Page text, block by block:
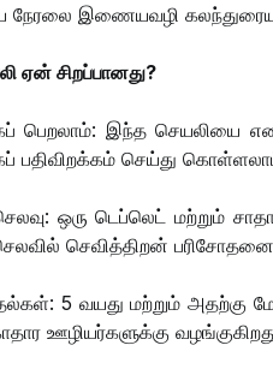
நேரலை இணையவழி
ஏன் சிறப்பானது?
பெறலாம்: இந்த செயலியை
பதிவிறக்கம் செய்து
ஒரு டெப்லெட் மற்றும்
செவித்திறன்
5 வயது மற்றும் அதற்கு
ஊழியர்களுக்கு